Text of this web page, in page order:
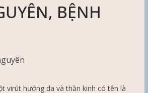
BỆNH
virút hướng da và thần kinh có tên là